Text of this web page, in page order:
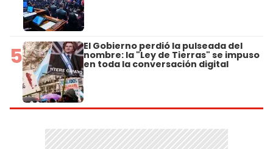
5 El Gobierno perdió la pulseada del
nombre: la "Ley de Tierras" se impuso
en toda la conversación digital